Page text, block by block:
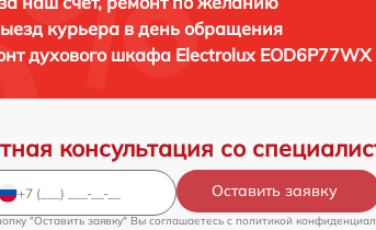
курьера в день обращения
духового шкафа Electrolux EOD6P77WX
консультация со
Оставить заявку
"Оставить заявку" Вы соглашаетесь c политикой